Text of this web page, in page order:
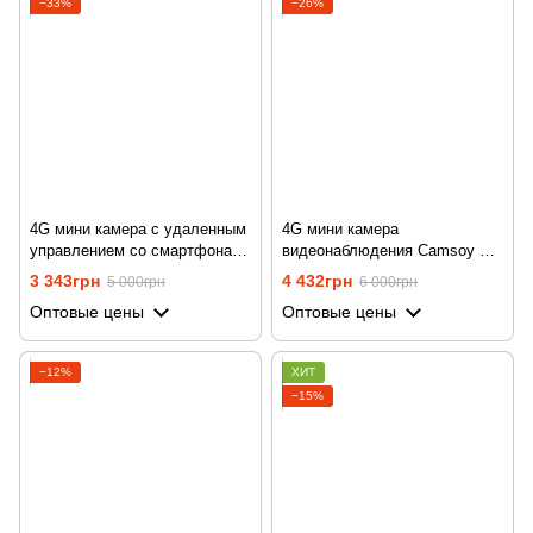
−33%
4G мини камера с удаленным
управлением со смартфона
Camsoy T9-G3, датчик
движения + ночная
подсветка, 3 Мп, 1080P.
3 343грн 5 000грн
Оптовые цены
−26%
4G мини камера
видеонаблюдения Camsoy S-
70g, с 2-мя линзами
(широкоугольная + зум) и
датчиком движения, 1080P
4 432грн 6 000грн
Оптовые цены
−12%
ХИТ
−15%